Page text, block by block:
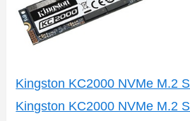
Kingston KC2000 NVMe M.2
Kingston KC2000 NVMe M.2